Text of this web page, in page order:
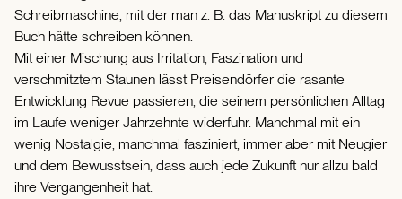
Schreibmaschine, mit der man z. B. das Manuskript zu diesem
Buch hätte schreiben können.
Mit einer Mischung aus Irritation, Faszination und
verschmitztem Staunen lässt Preisendörfer die rasante
Entwicklung Revue passieren, die seinem persönlichen Alltag
im Laufe weniger Jahrzehnte widerfuhr. Manchmal mit ein
wenig Nostalgie, manchmal fasziniert, immer aber mit Neugier
und dem Bewusstsein, dass auch jede Zukunft nur allzu bald
ihre Vergangenheit hat.